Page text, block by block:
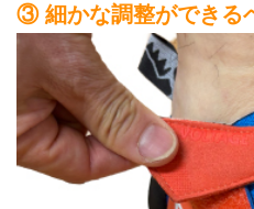
③ 細かな調整ができる